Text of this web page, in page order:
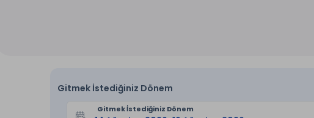
Gitmek İstediğiniz Dönem
Gitmek İstediğiniz Dönem